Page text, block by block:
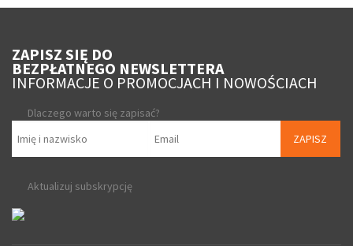
ZAPISZ SIĘ DO
BEZPŁATNEGO NEWSLETTERA
INFORMACJE O PROMOCJACH I NOWOŚCIACH
Dlaczego warto się zapisać?
ZAPISZ
Aktualizuj subskrypcję